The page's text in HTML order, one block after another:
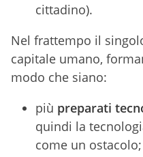
cittadino).
Nel frattempo il
capitale umano,
modo che siano:
più preparati
quindi la
come un ostacolo;